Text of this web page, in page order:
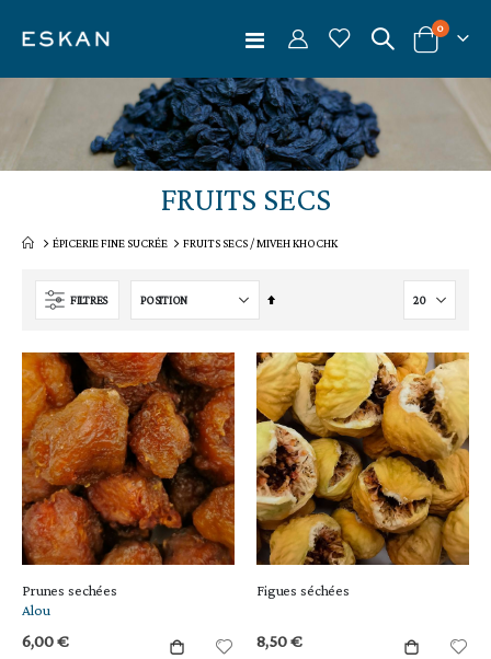
Basculer
navigation
Cart
0articles
FRUITS SECS
ÉPICERIE FINE SUCRÉE FRUITS SECS / MIVEH KHOCHK
FILTRES
Par
Prunes sechées
Alou
6,00 €
Figues séchées
8,50 €